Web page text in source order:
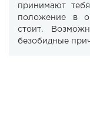
принимают
положение в
стоит.
безобидные